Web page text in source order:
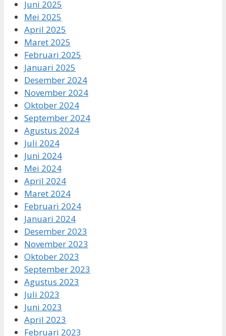
Juni 2025
Mei 2025
April 2025
Maret 2025
Februari 2025
Januari 2025
Desember 2024
November 2024
Oktober 2024
September 2024
Agustus 2024
Juli 2024
Juni 2024
Mei 2024
April 2024
Maret 2024
Februari 2024
Januari 2024
Desember 2023
November 2023
Oktober 2023
September 2023
Agustus 2023
Juli 2023
Juni 2023
April 2023
Februari 2023